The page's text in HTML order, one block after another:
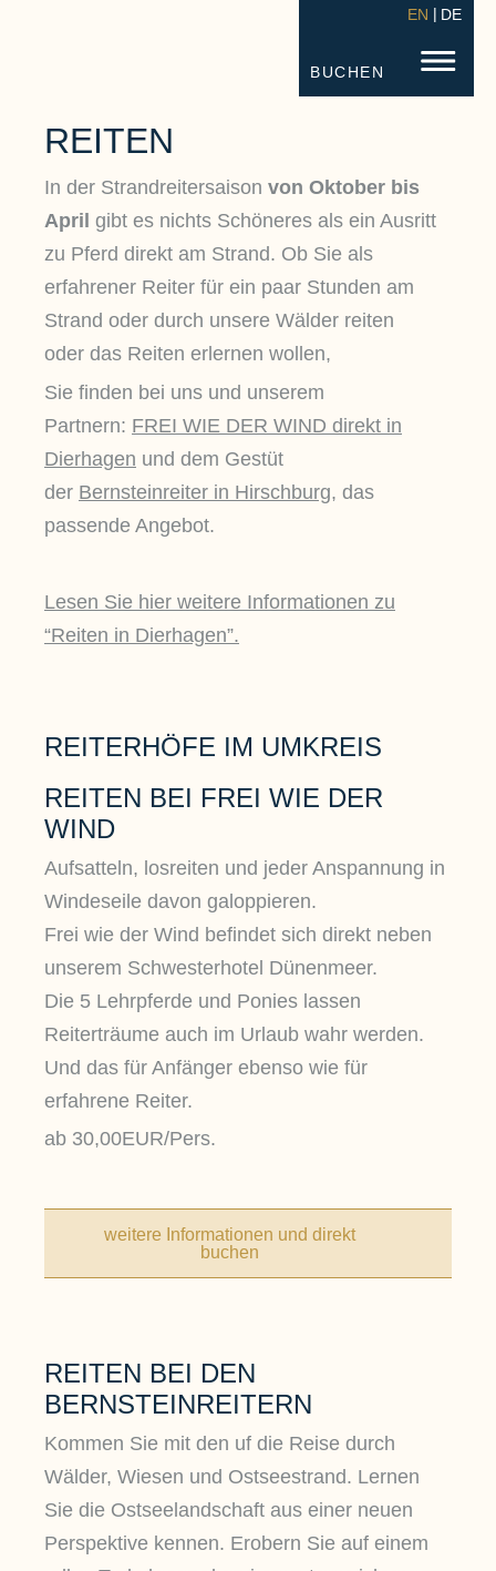
STRANDHOTEL FISCHLAND
BUCHEN
EN DE
REITEN
In der Strandreitersaison von Oktober bis
April gibt es nichts Schöneres als ein Ausritt
zu Pferd direkt am Strand. Ob Sie als
erfahrener Reiter für ein paar Stunden am
Strand oder durch unsere Wälder reiten
oder das Reiten erlernen wollen,
Sie finden bei uns und unserem
Partnern: FREI WIE DER WIND direkt in
Dierhagen und dem Gestüt
der Bernsteinreiter in Hirschburg, das
passende Angebot.
Lesen Sie hier weitere Informationen zu
“Reiten in Dierhagen”.
REITERHÖFE IM UMKREIS
REITEN BEI FREI WIE DER
WIND
Aufsatteln, losreiten und jeder Anspannung in
Windeseile davon galoppieren.
Frei wie der Wind befindet sich direkt neben
unserem Schwesterhotel Dünenmeer.
Die 5 Lehrpferde und Ponies lassen
Reiterträume auch im Urlaub wahr werden.
Und das für Anfänger ebenso wie für
erfahrene Reiter.
ab 30,00EUR/Pers.
weitere Informationen und direkt
buchen
REITEN BEI DEN
BERNSTEINREITERN
Kommen Sie mit den uf die Reise durch
Wälder, Wiesen und Ostseestrand. Lernen
Sie die Ostseelandschaft aus einer neuen
Perspektive kennen. Erobern Sie auf einem